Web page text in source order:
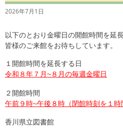
2026年7月1日
以下のとおり金曜日の開館時間を延長
皆様のご来館をお待ちしています。
１開館時間を延長する日
令和８年７月~８月の毎週金曜日
２開館時間
午前９時~午後８時（閉館時刻を１時
香川県立図書館